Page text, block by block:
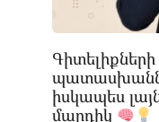
իսկապես
մարդիկ